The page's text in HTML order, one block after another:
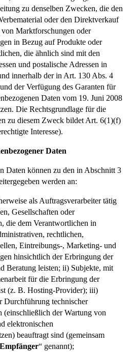
zu denselben Zwecken, die den
oder den Direktverkauf
Marktforschungen oder
in Bezug auf Produkte oder
die ähnlich sind mit den
und postalische Adressen in
innerhalb der in Art. 130 Abs. 4
der Verfügung des Garanten für
Daten vom 19. Juni 2008
Die Rechtsgrundlage für die
zu diesem Zweck bildet Art. 6(1)(f)
Interesse).
Daten
Daten können zu den in Abschnitt 3
werden an:
als Auftragsverarbeiter tätig
Gesellschaften oder
die dem Verantwortlichen in
rechtlichen,
Eintreibungs-, Marketing- und
hinsichtlich der Erbringung der
Beratung leisten; ii) Subjekte, mit
für die Erbringung der
(z. B. Hosting-Provider); iii)
Durchführung technischer
(einschließlich der Wartung von
elektronischen
beauftragt sind (gemeinsam
Empfänger“ genannt);